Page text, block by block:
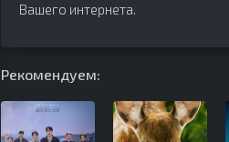
Вашего интернета.
Рекомендуем: